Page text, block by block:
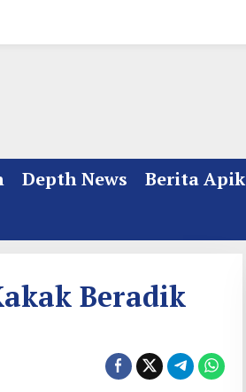
Depth News Berita Apik
Beradik